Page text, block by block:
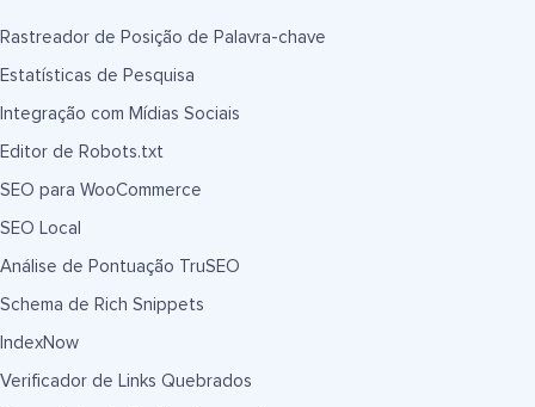
Rastreador de Posição de Palavra-chave
Estatísticas de Pesquisa
Integração com Mídias Sociais
Editor de Robots.txt
SEO para WooCommerce
SEO Local
Análise de Pontuação TruSEO
Schema de Rich Snippets
IndexNow
Verificador de Links Quebrados